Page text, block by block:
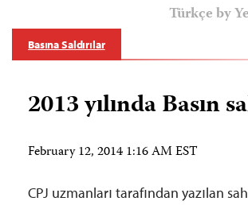
Türkçe by
Basına Saldırılar
2013 yılında Basın
February 12, 2014 1:16 AM EST
CPJ uzmanları tarafından yazılan